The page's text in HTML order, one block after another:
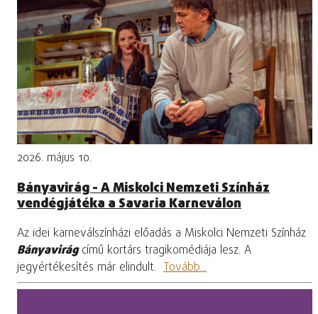
2026. május 10.
Bányavirág - A Miskolci Nemzeti Színház
vendégjátéka a Savaria Karneválon
Az idei karneválszínházi előadás a Miskolci Nemzeti Színház
Bányavirágcímű kortárs tragikomédiája lesz. A
jegyértékesítés már elindult. Tovább...